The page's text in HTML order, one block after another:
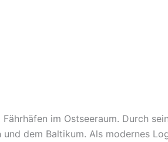
im Ostseeraum. Durch
dem Baltikum. Als modernes